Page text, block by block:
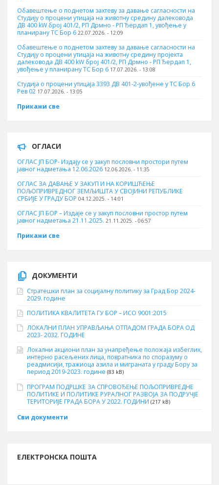
Обавештење о поднетом захтеву за давање сагласности на
Студију о процени утицаја на животну средину далековода
ДВ 400 kW број 401/2, РП Дрмно - РП Ђердап 1, увођење у
планирану ТС Бор 6 22.07.2026. - 12:09
Обавештење о поднетом захтеву за давање сагласности на
Студију о процени утицаја на животну средину пројекта
далековода ДВ 400 kW број 401/2, РП Дрмно - РП Ђердап 1,
увођење у планирану ТС Бор 6 17.07.2026. - 13:08
Студија о процени утицаја 3393 ДВ 401-2-увођене у ТС Бор 6
Рев 02 17.07.2026. - 13:05
Прикажи све
ОГЛАСИ
ОГЛАС ЈП БОР- Издају се у закуп пословни простори путем
јавног надметања 12.06.2026 12.06.2026. - 11:35
ОГЛАС ЗА ДАВАЊЕ У ЗАКУП И НА КОРИШЋЕЊЕ
ПОЉОПРИВРЕДНОГ ЗЕМЉИШТА У СВОЈИНИ РЕПУБЛИКЕ
СРБИЈЕ У ГРАДУ БОР 04.12.2025. - 14:01
ОГЛАС ЈП БОР – Издаје се у закуп пословни простор путем
јавног надметања 21.11.2025. 21.11.2025. - 06:57
Прикажи све
ДОКУМЕНТИ
Стратешки план за социјалну политику за Град Бор 2024-
2029. године
ПОЛИТИКА КВАЛИТЕТА ГУ БОР – ИСО 9001:2015
ЛОКАЛНИ ПЛАН УПРАВЉАЊА ОТПАДОМ ГРАДА БОРА ОД
2023- 2032. ГОДИНЕ
Локални акциони план за унапређење положаја избеглих,
интерно расељених лица, повратника по споразуму о
реадмисији, тражиоца азила и миграната у граду Бору за
период 2019-2023. године (83 kB)
ПРОГРАМ ПОДРШКЕ ЗА СПРОВОЂЕЊЕ ПОЉОПРИВРЕДНЕ
ПОЛИТИКЕ И ПОЛИТИКЕ РУРАЛНОГ РАЗВОЈА ЗА ПОДРУЧЈЕ
ТЕРИТОРИЈЕ ГРАДА БОРА У 2022. ГОДИНИ (217 kB)
Сви документи
ЕЛЕКТРОНСКА ПОШТА